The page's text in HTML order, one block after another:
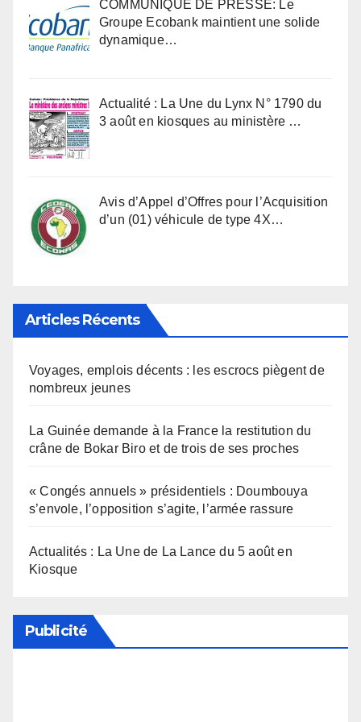
COMMUNIQUÉ DE PRESSE: Le
Groupe Ecobank maintient une solide
dynamique…
Actualité : La Une du Lynx N° 1790 du
3 août en kiosques au ministère …
Avis d’Appel d’Offres pour l’Acquisition
d’un (01) véhicule de type 4X…
Articles Récents
Voyages, emplois décents : les escrocs piègent de
nombreux jeunes
La Guinée demande à la France la restitution du
crâne de Bokar Biro et de trois de ses proches
« Congés annuels » présidentiels : Doumbouya
s’envole, l’opposition s’agite, l’armée rassure
Actualités : La Une de La Lance du 5 août en
Kiosque
Publicité